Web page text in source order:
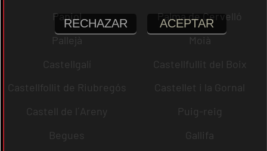
Papiol
Palma de Cervelló
Pallejà
Moià
Castellgalí
Castellfullit del Boix
Castellfollit de Riubregós
Castellet i la Gornal
Castell de l´Areny
Puig-reig
Begues
Gallifa
RECHAZAR ACEPTAR